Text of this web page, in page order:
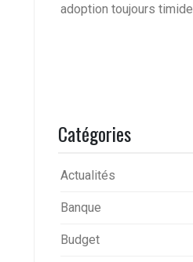
adoption toujours timide
Catégories
Actualités
Banque
Budget